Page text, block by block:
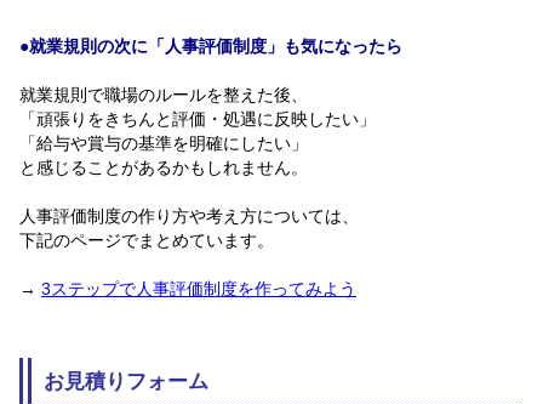
●就業規則の次に「人事評価制度」も気になったら
就業規則で職場のルールを整えた後、
「頑張りをきちんと評価・処遇に反映したい」
「給与や賞与の基準を明確にしたい」
と感じることがあるかもしれません。
人事評価制度の作り方や考え方については、
下記のページでまとめています。
→ 3ステップで人事評価制度を作ってみよう
お見積りフォーム